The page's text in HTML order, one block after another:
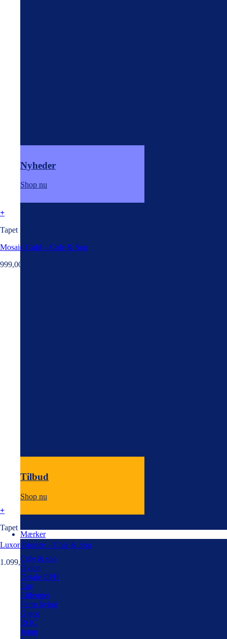
Nyheder
Shop nu
Tilbud
Shop nu
Mærker
Cole & son
Dylon
Detale CPH
Ege
Eijfenger
Ferm living
Gjøco
ROC
Jotun
+
Tapet
Mosaic Guld – Cole & Son
999,00
+
Tapet
Luxor Bronze – Cole & Son
1.099,00kr.